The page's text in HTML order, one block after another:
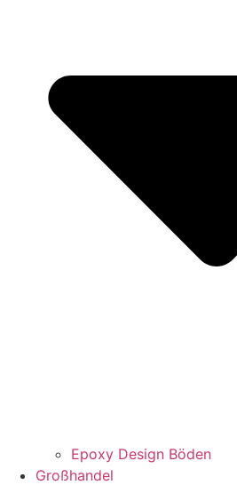
Epoxy Design Böden
Großhandel